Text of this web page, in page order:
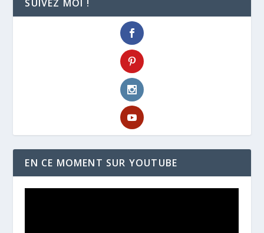
SUIVEZ MOI !
EN CE MOMENT SUR YOUTUBE